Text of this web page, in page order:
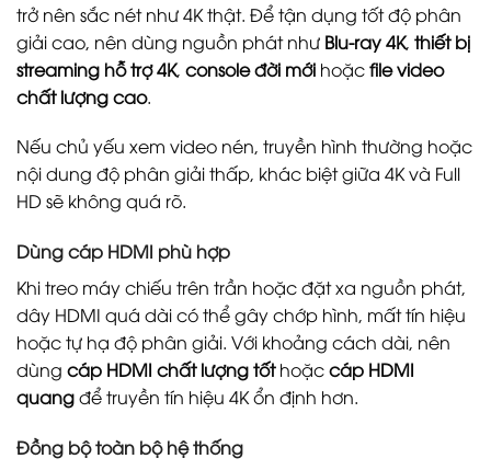
trở nên sắc nét như 4K thật. Để tận dụng tốt độ phân
giải cao, nên dùng nguồn phát như Blu-ray 4K, thiết bị
streaming hỗ trợ 4K, console đời mới hoặcfile video
chất lượng cao.
Nếu chủ yếu xem video nén, truyền hình thường hoặc
nội dung độ phân giải thấp, khác biệt giữa 4K và Full
HD sẽ không quá rõ.
Dùng cáp HDMI phù hợp
Khi treo máy chiếu trên trần hoặc đặt xa nguồn phát,
dây HDMI quá dài có thể gây chớp hình, mất tín hiệu
hoặc tự hạ độ phân giải. Với khoảng cách dài, nên
dùng cáp HDMI chất lượng tốthoặccáp HDMI
quangđể truyền tín hiệu 4K ổn định hơn.
Đồng bộ toàn bộ hệ thống